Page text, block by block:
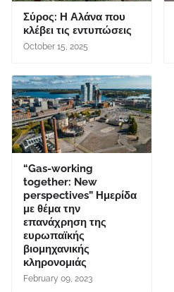
Σύρος: Η Αλάνα που
κλέβει τις εντυπώσεις
October 15, 2025
“Gas-working
together: New
perspectives” Ημερίδα
με θέμα την
επανάχρηση της
ευρωπαϊκής
βιομηχανικής
κληρονομιάς
February 09, 2023